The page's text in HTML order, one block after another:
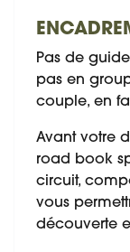
Pas de
pas en
couple, en
Avant votre
road book
circuit,
vous
découverte